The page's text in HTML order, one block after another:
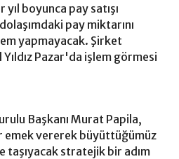
yıl boyunca pay satışı
pay miktarını
yapmayacak. Şirket
Pazar'da işlem görmesi
Başkanı Murat Papila,
emek vererek büyüttüğümüz
taşıyacak stratejik bir adım